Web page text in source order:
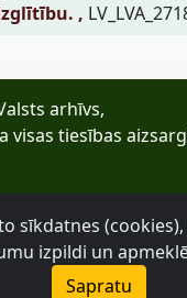
,
arhīvs,
visas tiesības
sīkdatnes
izpildi un
Sapratu